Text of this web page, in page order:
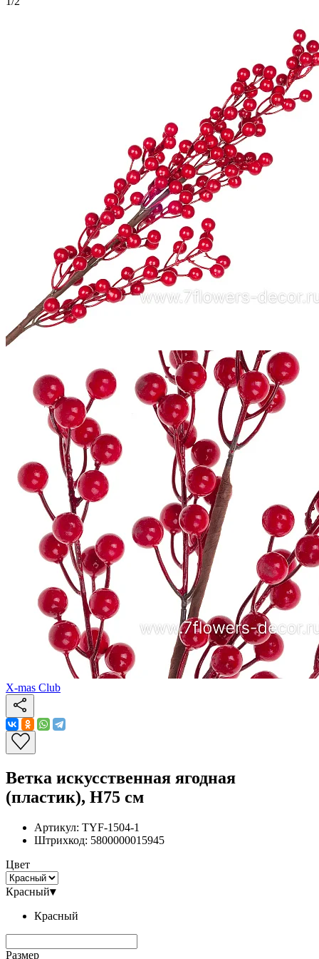
X-mas Club
Ветка искусственная ягодная
(пластик), H75 см
Артикул: TYF-1504-1
Штрихкод: 5800000015945
Цвет
Красный▾
Красный
Размер